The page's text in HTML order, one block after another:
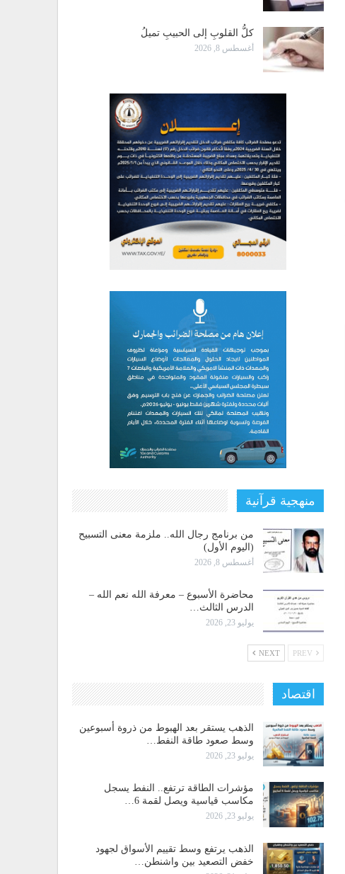
كلُّ القلوبِ إلى الحبيبِ تميلُ
أغسطس 8, 2026
منهجية قرآنية
من برنامج رجال الله.. ملزمة معنى التسبيح
(اليوم الأول)
أغسطس 8, 2026
محاضرة الأسبوع – معرفة الله نعم الله –
الدرس الثالث…
يوليو 23, 2026
NEXT
اقتصاد
الذهب يستقر بعد الهبوط من ذروة أسبوعين
وسط صعود طاقة النفط…
يوليو 23, 2026
مؤشرات الطاقة ترتفع.. النفط يسجل
مكاسب قياسية ويصل لقمة 6…
يوليو 23, 2026
الذهب يرتفع وسط تقييم الأسواق لجهود
خفض التصعيد بين واشنطن…